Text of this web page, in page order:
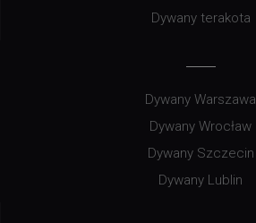
Dywany terakota
Dywany Warszawa
Dywany Wrocław
Dywany Szczecin
Dywany Lublin